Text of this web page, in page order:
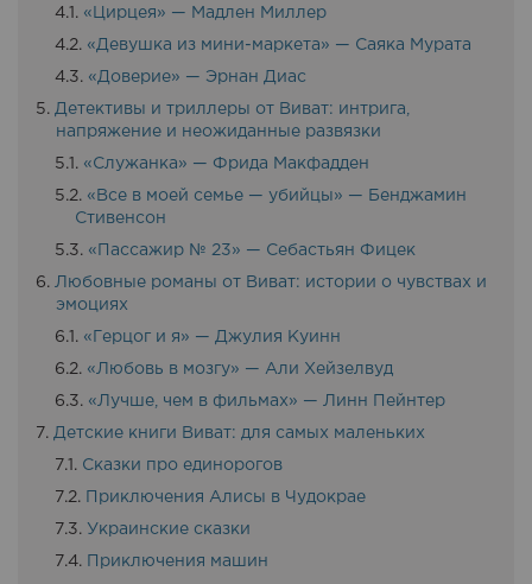
«Цирцея» — Мадлен Миллер
«Девушка из мини-маркета» — Саяка Мурата
«Доверие» — Эрнан Диас
Детективы и триллеры от Виват: интрига,
напряжение и неожиданные развязки
«Служанка» — Фрида Макфадден
«Все в моей семье — убийцы» — Бенджамин
Стивенсон
«Пассажир № 23» — Себастьян Фицек
Любовные романы от Виват: истории о чувствах и
эмоциях
«Герцог и я» — Джулия Куинн
«Любовь в мозгу» — Али Хейзелвуд
«Лучше, чем в фильмах» — Линн Пейнтер
Детские книги Виват: для самых маленьких
Сказки про единорогов
Приключения Алисы в Чудокрае
Украинские сказки
Приключения машин